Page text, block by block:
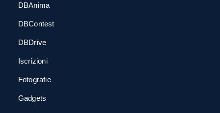
DBAnima
DBContest
DBDrive
Iscrizioni
Fotografie
Gadgets